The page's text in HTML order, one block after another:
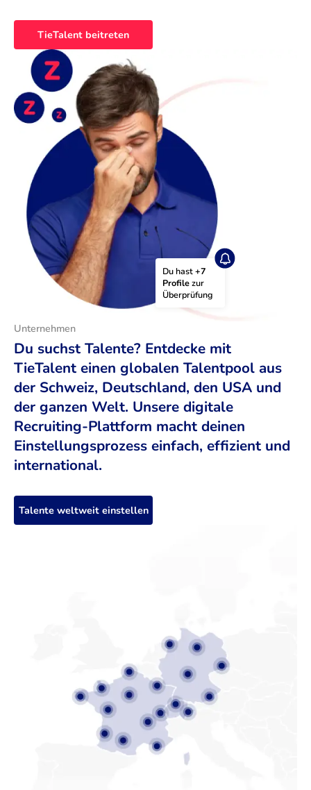
TieTalent beitreten
Du hast +7
Profile zur
Überprüfung
Unternehmen
Du suchst Talente? Entdecke mit
TieTalent einen globalen Talentpool aus
der Schweiz, Deutschland, den USA und
der ganzen Welt. Unsere digitale
Recruiting-Plattform macht deinen
Einstellungsprozess einfach, effizient und
international.
Talente weltweit einstellen